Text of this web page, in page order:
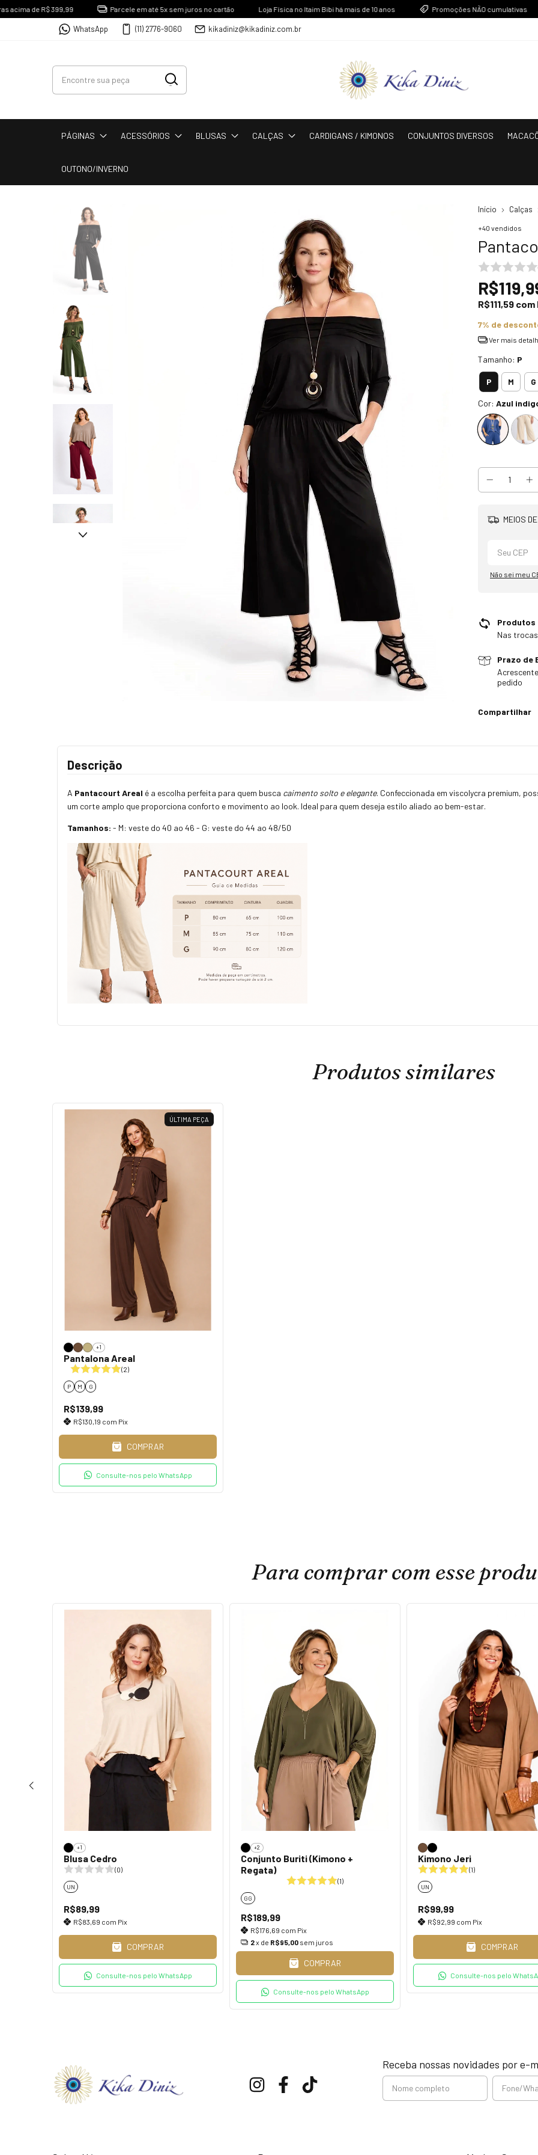
de R$ 399,99 Parcele em até 5x sem juros no cartão Loja Física no Itaim Bibi há mais de 10 anos Promoções NÃO cumulativas
WhatsApp (11) 2776-9060 kikadiniz@kikadiniz.com.br
PÁGINAS ACESSÓRIOS BLUSAS CALÇAS CARDIGANS / KIMONOS CONJUNTOS DIVERSOS
OUTONO/INVERNO
Início Calças
+40 vendidos
R$111,59 com
7% de
Ver mais
Tamanho: P
P M G
Cor: Azul
MEIOS
Não sei meu
Produtos
Nas
Prazo de
pedido
Compartilhar
Descrição
A Pantacourt Areal é a escolha perfeita para quem busca caimento solto e elegante. Confeccionada em viscolycra premium,
um corte amplo que proporciona conforto e movimento ao look. Ideal para quem deseja estilo aliado ao bem-estar.
Tamanhos: - M: veste do 40 ao 46 - G: veste do 44 ao 48/50
Produtos similares
ÚLTIMA PEÇA
+1
Pantalona Areal
(2)
P M G
R$139,99
R$130,19 com Pix
COMPRAR
Consulte-nos pelo WhatsApp
Para comprar com esse
+1
Blusa Cedro
(0)
UN
R$89,99
R$83,69 com Pix
COMPRAR
Consulte-nos pelo WhatsApp
+2
Conjunto Buriti (Kimono +
Regata)
(1)
GG
R$189,99
R$176,69 com Pix
2x de R$95,00 sem juros
COMPRAR
Consulte-nos pelo WhatsApp
Kimono Jeri
(1)
UN
R$99,99
R$92,99 com Pix
COMPRAR
Consulte-nos pelo
Receba nossas novidades por e-